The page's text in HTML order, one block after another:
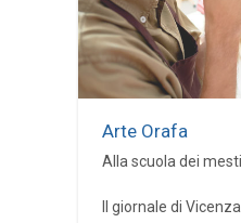
Arte Orafa
Alla scuola dei
Il giornale di